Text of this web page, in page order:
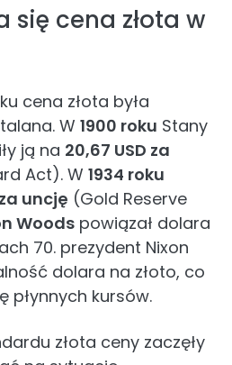
się cena złota w
cena złota była
W 1900 roku Stany
ją na 20,67 USD za
Act). W 1934 roku
uncję (Gold Reserve
Woods powiązał dolara
70. prezydent Nixon
dolara na złoto, co
płynnych kursów.
złota ceny zaczęły